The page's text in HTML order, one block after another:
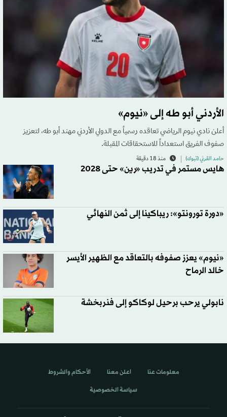
الأردني أبو طه إلى «نيوم»
أعلن نادي نيوم الرياضي تعاقده رسمياً مع الدولي الأردني مهند أبو طه، لتعزيز
صفوف الفريق استعداداً للاستحقاقات المقبلة.
حامد القرني (تبوك) منذ 18 دقيقة
هايس مستمر في تدريب «رين» حتى 2028
«دورة تورونتو»: ريباكينا إلى ثمن النهائي
«نيوم» يعزز صفوفه بالتعاقد مع الظهير الأيسر
خالد الرماح
نابولي يرحب برحيل لوكاكو إلى فنربخشة
معلومات عنا اعلن معنا الأحكام والشروط
سياسة الخصوصية